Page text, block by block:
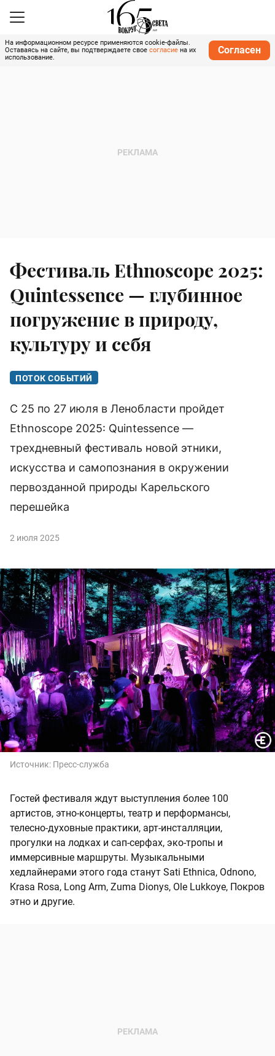
На информационном ресурсе применяются cookie-файлы.
Оставаясь на сайте, вы подтверждаете свое согласие на их
использование.
Согласен
Фестиваль Ethnoscope 2025:
Quintessence — глубинное
погружение в природу,
культуру и себя
ПОТОК СОБЫТИЙ
С 25 по 27 июля в Ленобласти пройдет
Ethnoscope 2025: Quintessence —
трехдневный фестиваль новой этники,
искусства и самопознания в окружении
первозданной природы Карельского
перешейка
2 июля 2025
Источник: Пресс-служба
Гостей фестиваля ждут выступления более 100
артистов, этно-концерты, театр и перформансы,
телесно-духовные практики, арт-инсталляции,
прогулки на лодках и сап-серфах, эко-тропы и
иммерсивные маршруты. Музыкальными
хедлайнерами этого года станут Sati Ethnica, Odnono,
Krasa Rosa, Long Arm, Zuma Dionys, Ole Lukkoye, Покров
этно и другие.